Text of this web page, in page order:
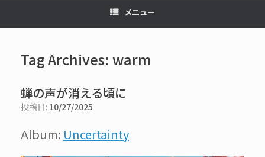
メニュー
Tag Archives: warm
蝉の声が消える頃に
投稿日: 10/27/2025
Album: Uncertainty